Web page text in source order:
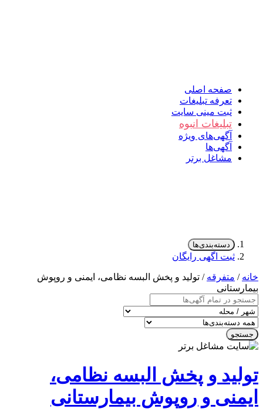
صفحه اصلی
تعرفه تبلیغات
ثبت مینی سایت
تبلیغات انبوه
آگهی‌های ویژه
آگهی‌ها
مشاغل برتر
دسته‌بندی‌ها
ثبت اگهی رایگان
/متفرقه/ تولید و پخش البسه نظامی، ایمنی و روپوش
و پخش البسه نظامی،
و روپوش بیمارستانی